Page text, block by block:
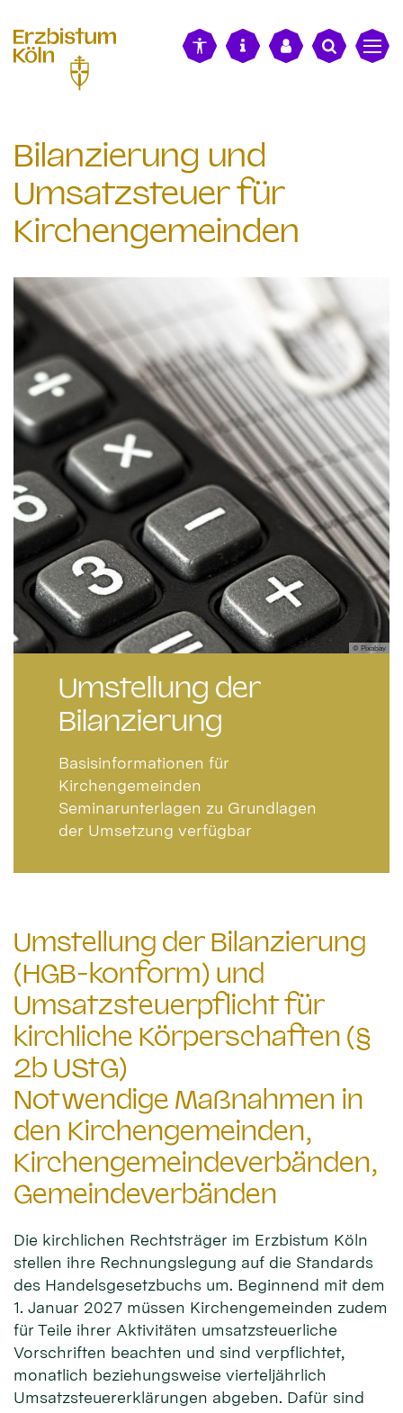
Bilanzierung und
Umsatzsteuer für
Kirchengemeinden
© Pixabay
Umstellung der
Bilanzierung
Basisinformationen für
Kirchengemeinden
Seminarunterlagen zu Grundlagen
der Umsetzung verfügbar
Umstellung der Bilanzierung
(HGB-konform) und
Umsatzsteuerpflicht für
kirchliche Körperschaften (§
2b UStG)
Notwendige Maßnahmen in
den Kirchengemeinden,
Kirchengemeindeverbänden,
Gemeindeverbänden
Die kirchlichen Rechtsträger im Erzbistum Köln
stellen ihre Rechnungslegung auf die Standards
des Handelsgesetzbuchs um. Beginnend mit dem
1. Januar 2027 müssen Kirchengemeinden zudem
für Teile ihrer Aktivitäten umsatzsteuerliche
Vorschriften beachten und sind verpflichtet,
monatlich beziehungsweise vierteljährlich
Umsatzsteuererklärungen abgeben. Dafür sind